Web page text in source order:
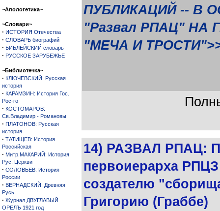
~Апологетика~
~Словари~
· ИСТОРИЯ Отечества
· СЛОВАРЬ биографий
· БИБЛЕЙСКИЙ словарь
· РУССКОЕ ЗАРУБЕЖЬЕ
~Библиотечка~
· КЛЮЧЕВСКИЙ: Русская
история
· КАРАМЗИН: История Гос.
Рос-го
· КОСТОМАРОВ:
Св.Владимир - Романовы
· ПЛАТОНОВ: Русская
история
· ТАТИЩЕВ: История
Российская
· Митр.МАКАРИЙ: История
Рус. Церкви
· СОЛОВЬЕВ: История
России
· ВЕРНАДСКИЙ: Древняя
Русь
· Журнал ДВУГЛАВЫЙ
ОРЕЛЪ 1921 год
ПУБЛИКАЦИЙ -- В
"Развал РПАЦ" НА
"МЕЧА И
14) РАЗВАЛ РПАЦ:
первоиерарха
создателю
Григорию (Граббе)